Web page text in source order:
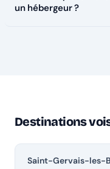
un hébergeur ?
Destinations
Saint-Gervais-les-